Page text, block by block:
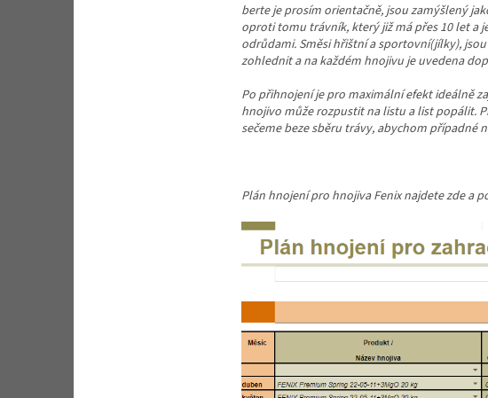
berte je prosím orientačně, jsou zamýšlený
oproti tomu trávník, který již má přes 10 let a
odrůdami. Směsi hřištní a sportovní(jílky),
zohlednit a na každém hnojivu je uvedena
Po přihnojení je pro maximální efekt ideálně
hnojivo může rozpustit na listu a list popálit.
sečeme beze sběru trávy, abychom případné
Plán hnojení pro hnojiva Fenix najdete zde a